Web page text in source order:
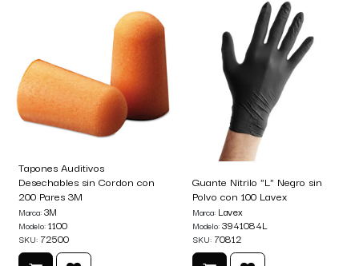
Tapones Auditivos
Desechables sin Cordon con
200 Pares 3M
Marca:3M
Modelo:1100
SKU: 72500
Guante Nitrilo "L" Negro sin
Polvo con 100 Lavex
Marca: Lavex
Modelo:3941084L
SKU: 70812